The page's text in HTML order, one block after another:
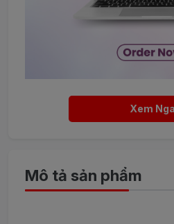
Xem
Mô tả sản phẩm